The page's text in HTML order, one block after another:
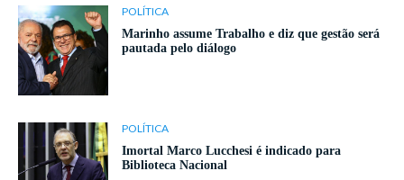
POLÍTICA
Marinho assume Trabalho e diz que gestão será
pautada pelo diálogo
POLÍTICA
Imortal Marco Lucchesi é indicado para
Biblioteca Nacional